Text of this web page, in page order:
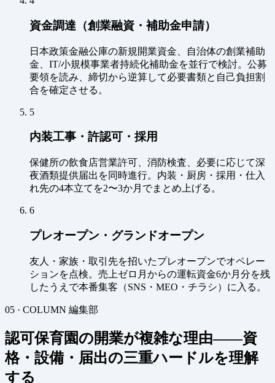
資金調達（創業融資・補助金申請）
日本政策金融公庫の新規開業資金、自治体の創業補助
金、IT/小規模事業者持続化補助金を並行で検討。公募
要領を読み、締切から逆算して必要書類と自己負担割
合を確定させる。
5
内装工事・許認可・採用
保健所の飲食店営業許可、消防検査、必要に応じて深
夜酒類提供届出を同時進行。内装・厨房・採用・仕入
れ先の4本立てを2〜3か月でまとめ上げる。
6
プレオープン・グランドオープン
友人・家族・取引先を招いたプレオープンでオペレー
ションを点検。売上ゼロ月からの運転資金6か月分を残
したうえで本番集客（SNS・MEO・チラシ）に入る。
05 · COLUMN 編集部
認可保育園の開業が複雑な理由——資
格・設備・届出の三重ハードルを理解
する